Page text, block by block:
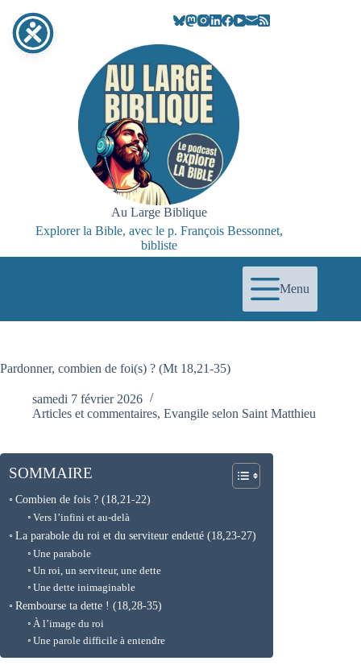
contenu
Au Large Biblique
Explorer la Bible, avec le p. François Bessonnet,
bibliste
Menu
Pardonner, combien de foi(s) ? (Mt 18,21-35)
samedi 7 février 2026
Articles et commentaires, Evangile selon Saint Matthieu
SOMMAIRE
Combien de fois ? (18,21-22)
Vers l’infini et au-delà
La parabole du roi et du serviteur endetté (18,23-27)
Une parabole
Un roi, un serviteur, une dette
Une dette inimaginable
Rembourse ta dette ! (18,28-35)
À l’image du roi
Une parole difficile à entendre